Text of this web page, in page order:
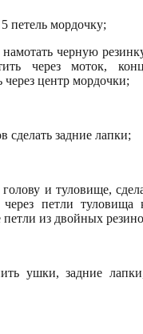
петель мордочку;
черную
через моток,
через центр мордочки;
сделать задние лапки;
и туловище,
через петли туловища
из двойных
ушки, задние